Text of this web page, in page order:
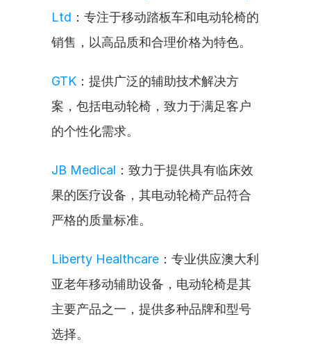
Ltd ：专注于移动踏板车和电动轮椅的
销售，以高品质和合理价格为特色。
GTK ：提供广泛的辅助技术解决方
案，包括电动轮椅，致力于满足客户
的个性化需求。
JB Medical ：致力于提供具有临床效
果的医疗设备，其电动轮椅产品符合
严格的质量标准。
Liberty Healthcare ：专业供应澳大利
亚老年移动辅助设备，电动轮椅是其
主要产品之一，提供多种品牌和型号
选择。